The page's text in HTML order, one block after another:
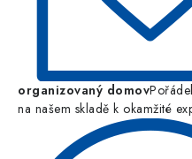
organizovaný domov
na našem skladě k okamžité